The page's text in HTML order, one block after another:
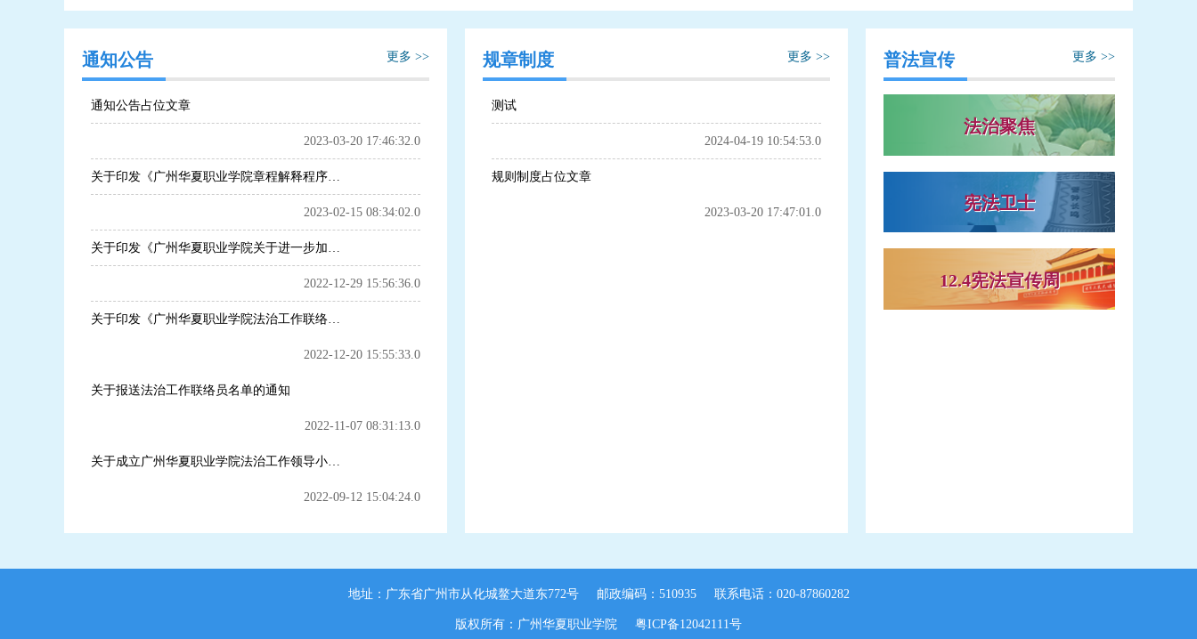
通知公告 更多 >>
通知公告占位文章
2023-03-20 17:46:32.0
关于印发《广州华夏职业学院章程解释程序的规定》的通知
2023-02-15 08:34:02.0
关于印发《广州华夏职业学院关于进一步加强法治工作的实施方案》的通知
2022-12-29 15:56:36.0
关于印发《广州华夏职业学院法治工作联络员制度》的通知
2022-12-20 15:55:33.0
关于报送法治工作联络员名单的通知
2022-11-07 08:31:13.0
关于成立广州华夏职业学院法治工作领导小组的通知
2022-09-12 15:04:24.0
规章制度 更多 >>
测试
2024-04-19 10:54:53.0
规则制度占位文章
2023-03-20 17:47:01.0
普法宣传 更多 >>
法治聚焦
宪法卫士
12.4宪法宣传周
地址：广东省广州市从化城鳌大道东772号 邮政编码：510935 联系电话：020-87860282
版权所有：广州华夏职业学院 粤ICP备12042111号